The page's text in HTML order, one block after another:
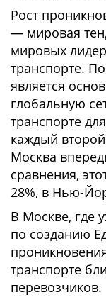
Рост
— мировая
мировых
транспорте.
является
глобальную
транспорте
каждый
Москва
сравнения,
28%, в Нью-
В Москве, где
по созданию
транспорте
перевозчиков.